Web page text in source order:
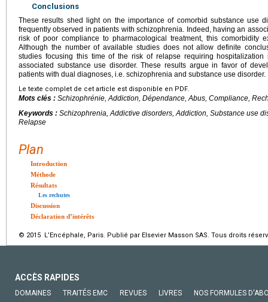
Conclusions
These results shed light on the importance of comorbid substance use
frequently observed in patients with schizophrenia. Indeed, having an
risk of poor compliance to pharmacological treatment, this comorbidity
Although the number of available studies does not allow definite
studies focusing this time of the risk of relapse requiring
associated substance use disorder. These results argue in favor of
patients with dual diagnoses, i.e. schizophrenia and substance use disorder.
Le texte complet de cet article est disponible en PDF.
Mots clés : Schizophrénie, Addiction, Dépendance, Abus, Compliance,
Keywords : Schizophrenia, Addictive disorders, Addiction, Substance use
Relapse
Plan
Introduction
Méthode
Résultats
Les rechutes
Discussion
Déclaration d’intérêts
© 2015 L’Encéphale, Paris. Publié par Elsevier Masson SAS. Tous droits
ACCÈS RAPIDES
DOMAINES TRAITÉS EMC REVUES LIVRES NOS FORMULES